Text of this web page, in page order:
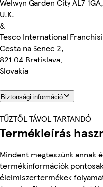
Welwyn Garden City AL7 1GA,
U.K.
&
Tesco International
Cesta na Senec 2,
821 04 Bratislava,
Slovakia
Biztonsági információ
TŰZTŐL TÁVOL TARTANDÓ
Termékleírás
Mindent megteszünk annak
termékinformációk
élelmiszertermékek